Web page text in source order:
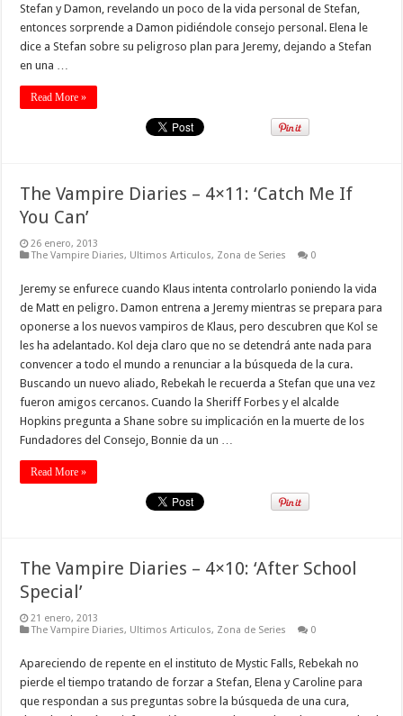
Stefan y Damon, revelando un poco de la vida personal de Stefan,
entonces sorprende a Damon pidiéndole consejo personal. Elena le
dice a Stefan sobre su peligroso plan para Jeremy, dejando a Stefan
en una …
Read More »
The Vampire Diaries – 4×11: ‘Catch Me If
You Can’
26 enero, 2013
The Vampire Diaries, Ultimos Articulos, Zona de Series 0
Jeremy se enfurece cuando Klaus intenta controlarlo poniendo la vida
de Matt en peligro. Damon entrena a Jeremy mientras se prepara para
oponerse a los nuevos vampiros de Klaus, pero descubren que Kol se
les ha adelantado. Kol deja claro que no se detendrá ante nada para
convencer a todo el mundo a renunciar a la búsqueda de la cura.
Buscando un nuevo aliado, Rebekah le recuerda a Stefan que una vez
fueron amigos cercanos. Cuando la Sheriff Forbes y el alcalde
Hopkins pregunta a Shane sobre su implicación en la muerte de los
Fundadores del Consejo, Bonnie da un …
Read More »
The Vampire Diaries – 4×10: ‘After School
Special’
21 enero, 2013
The Vampire Diaries, Ultimos Articulos, Zona de Series 0
Apareciendo de repente en el instituto de Mystic Falls, Rebekah no
pierde el tiempo tratando de forzar a Stefan, Elena y Caroline para
que respondan a sus preguntas sobre la búsqueda de una cura,